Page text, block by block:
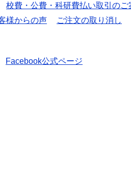
校費・公費・科研費払い取引のご
様からの声 ご注文の取り消し
Facebook公式ページ